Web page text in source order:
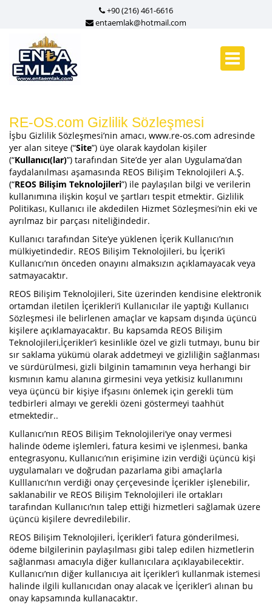
+90 (216) 461-6616
entaemlak@hotmail.com
RE-OS.com Gizlilik Sözleşmesi
İşbu Gizlilik Sözleşmesi’nin amacı, www.re-os.com adresinde
yer alan siteye (“Site”) üye olarak kaydolan kişiler
(“Kullanıcı(lar)”) tarafından Site’de yer alan Uygulama’dan
faydalanılması aşamasında REOS Bilişim Teknolojileri A.Ş.
(“REOS Bilişim Teknolojileri”) ile paylaşılan bilgi ve verilerin
kullanımına ilişkin koşul ve şartları tespit etmektir. Gizlilik
Politikası, Kullanıcı ile akdedilen Hizmet Sözleşmesi’nin eki ve
ayrılmaz bir parçası niteliğindedir.
Kullanıcı tarafından Site’ye yüklenen İçerik Kullanıcı’nın
mülkiyetindedir. REOS Bilişim Teknolojileri, bu İçerik’i
Kullanıcı’nın önceden onayını almaksızın açıklamayacak veya
satmayacaktır.
REOS Bilişim Teknolojileri, Site üzerinden kendisine elektronik
ortamdan iletilen İçerikleri’i Kullanıcılar ile yaptığı Kullanıcı
Sözleşmesi ile belirlenen amaçlar ve kapsam dışında üçüncü
kişilere açıklamayacaktır. Bu kapsamda REOS Bilişim
Teknolojileri,İçerikler’i kesinlikle özel ve gizli tutmayı, bunu bir
sır saklama yükümü olarak addetmeyi ve gizliliğin sağlanması
ve sürdürülmesi, gizli bilginin tamamının veya herhangi bir
kısmının kamu alanına girmesini veya yetkisiz kullanımını
veya üçüncü bir kişiye ifşasını önlemek için gerekli tüm
tedbirleri almayı ve gerekli özeni göstermeyi taahhüt
etmektedir..
Kullanıcı’nın REOS Bilişim Teknolojileri’ye onay vermesi
halinde ödeme işlemleri, fatura kesimi ve işlenmesi, banka
entegrasyonu, Kullanıcı’nın erişimine izin verdiği üçüncü kişi
uygulamaları ve doğrudan pazarlama gibi amaçlarla
Kulllanıcı’nın verdiği onay çerçevesinde İçerikler işlenebilir,
saklanabilir ve REOS Bilişim Teknolojileri ile ortakları
tarafından Kullanıcı’nın talep ettiği hizmetleri sağlamak üzere
üçüncü kişilere devredilebilir.
REOS Bilişim Teknolojileri, İçerikler’i fatura gönderilmesi,
ödeme bilgilerinin paylaşılması gibi talep edilen hizmetlerin
sağlanması amacıyla diğer kullanıcılara açıklayabilecektir.
Kullanıcı’nın diğer kullanıcıya ait İçerikler’i kullanmak istemesi
halinde ilgili kullanıcıdan onay alacak ve İçerikler’i alınan bu
onay kapsamında kullanacaktır.